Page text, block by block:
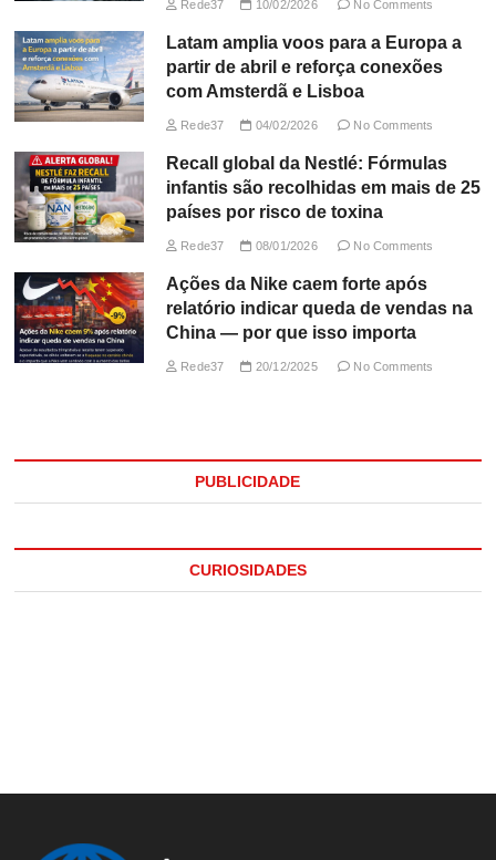
Rede37 10/02/2026 No Comments
Latam amplia voos para a Europa a
partir de abril e reforça conexões
com Amsterdã e Lisboa
Rede37 04/02/2026 No Comments
Recall global da Nestlé: Fórmulas
infantis são recolhidas em mais de 25
países por risco de toxina
Rede37 08/01/2026 No Comments
Ações da Nike caem forte após
relatório indicar queda de vendas na
China — por que isso importa
Rede37 20/12/2025 No Comments
PUBLICIDADE
CURIOSIDADES